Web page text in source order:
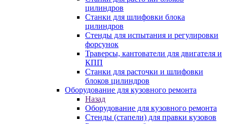
цилиндров
Станки для шлифовки блока
цилиндров
Стенды для испытания и регулировки
форсунок
Траверсы, кантователи для двигателя и
КПП
Станки для расточки и шлифовки
блоков цилиндров
Оборудование для кузовного ремонта
Назад
Оборудование для кузовного ремонта
Стенды (стапели) для правки кузовов